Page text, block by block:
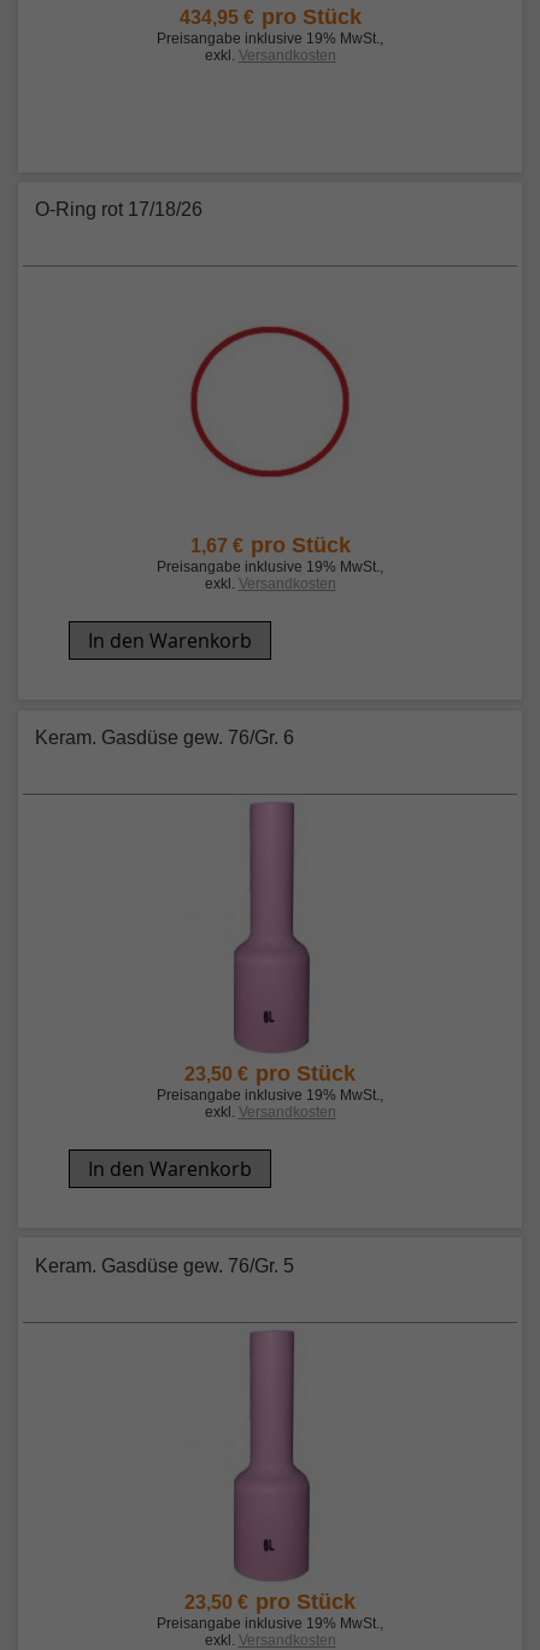
434,95 € pro Stück
Preisangabe inklusive 19% MwSt.,
exkl. Versandkosten
O-Ring rot 17/18/26
1,67 € pro Stück
Preisangabe inklusive 19% MwSt.,
exkl. Versandkosten
In den Warenkorb
Keram. Gasdüse gew. 76/Gr. 6
23,50 € pro Stück
Preisangabe inklusive 19% MwSt.,
exkl. Versandkosten
In den Warenkorb
Keram. Gasdüse gew. 76/Gr. 5
23,50 € pro Stück
Preisangabe inklusive 19% MwSt.
exkl. Versandkosten